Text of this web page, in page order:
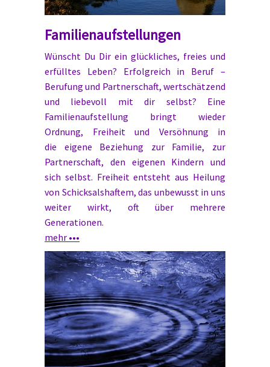
Familienaufstellungen
Wünscht Du Dir ein glückliches, freies und
erfülltes Leben? Erfolgreich in Beruf –
Berufung und Partnerschaft, wertschätzend
und liebevoll mit dir selbst? Eine
Familienaufstellung bringt wieder
Ordnung, Freiheit und Versöhnung in
die eigene Beziehung zur Familie, zur
Partnerschaft, den eigenen Kindern und
sich selbst. Freiheit entsteht aus Heilung
von Schicksalshaftem, das unbewusst in uns
weiter wirkt, oft über mehrere
Generationen.
mehr •••